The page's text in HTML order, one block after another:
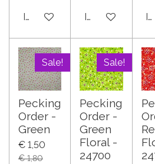
In winkelwagenIn winkelwagen
Sale!
Pecking
Order -
Green
€ 1,50
€ 1,80
Sale!
Pecking
Order -
Green
Floral -
24700